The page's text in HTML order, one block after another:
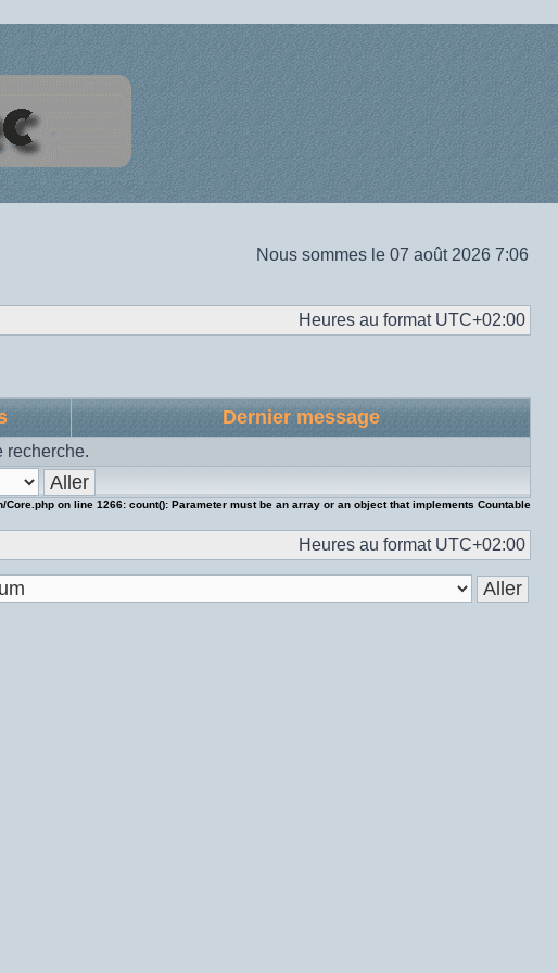
Nous sommes le 07 août 2026 7:06
Heures au format UTC+02:00
Dernier message
recherche.
Core.php on line 1266: count(): Parameter must be an array or an object that implements Countable
Heures au format UTC+02:00